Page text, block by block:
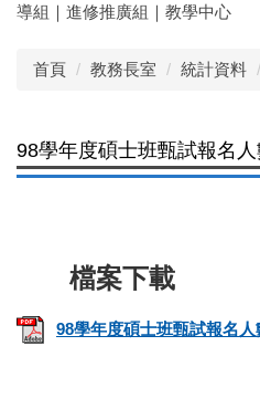
導組 ｜ 進修推廣組 ｜ 教學中心
首頁 教務長室 統計資料
98學年度碩士班甄試報名
98學年度碩士班甄試報名